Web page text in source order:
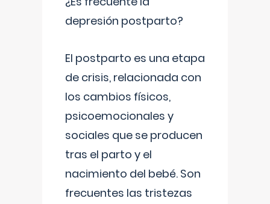
depresión postparto?
El postparto es una etapa
de crisis, relacionada con
los cambios físicos,
psicoemocionales y
sociales que se producen
tras el parto y el
nacimiento del bebé. Son
frecuentes las tristezas